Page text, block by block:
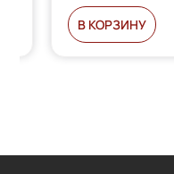
В КОРЗИНУ